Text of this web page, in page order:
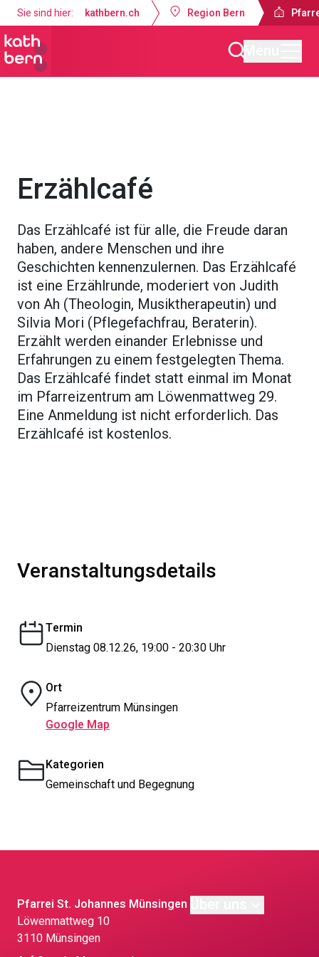
Sie sind hier: kathbern.ch Region Bern
Erzählcafé
Das Erzählcafé ist für alle, die Freude daran
haben, andere Menschen und ihre
Geschichten kennenzulernen. Das Erzählcafé
ist eine Erzählrunde, moderiert von Judith
von Ah (Theologin, Musiktherapeutin) und
Silvia Mori (Pflegefachfrau, Beraterin).
Erzählt werden einander Erlebnisse und
Erfahrungen zu einem festgelegten Thema.
Das Erzählcafé findet statt einmal im Monat
im Pfarreizentrum am Löwenmattweg 29.
Eine Anmeldung ist nicht erforderlich. Das
Erzählcafé ist kostenlos.
Veranstaltungsdetails
Termin
Dienstag 08.12.26, 19:00 - 20:30 Uhr
Ort
Pfarreizentrum Münsingen
Google Map
Kategorien
Gemeinschaft und Begegnung
Pfarrei St. Johannes Münsingen
Löwen­matt­weg 10
3110 Münsingen